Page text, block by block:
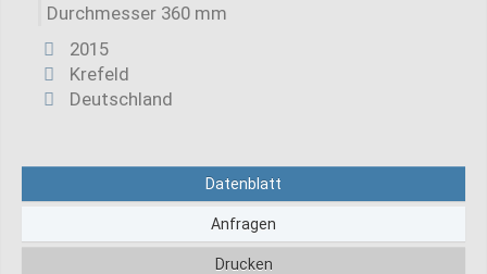
Durchmesser 360 mm
2015
Krefeld
Deutschland
Datenblatt
Anfragen
Drucken